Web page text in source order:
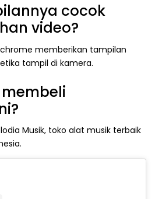
cocok
video?
memberikan tampilan
tampil di kamera.
Musik, toko alat musik terbaik